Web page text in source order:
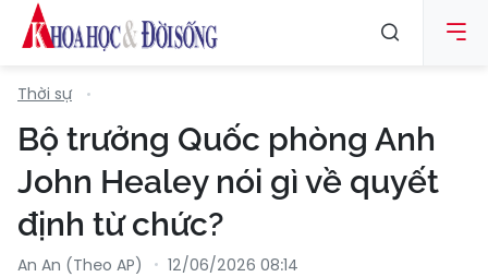
Thời sự
Bộ trưởng Quốc phòng Anh
John Healey nói gì về quyết
định từ chức?
An An (Theo AP) 12/06/2026 08:14